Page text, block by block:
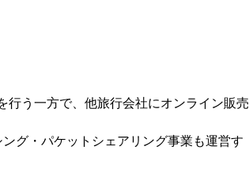
行う一方で、他旅行会社にオンライン販売
グ・パケットシェアリング事業も運営す